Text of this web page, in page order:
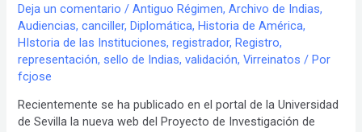
Deja un comentario /Antiguo Régimen,Archivo de Indias,
Audiencias,canciller,Diplomática,Historia de América,
HIstoria de las Instituciones,registrador,Registro,
representación, sello de Indias,validación,Virreinatos / Por
fcjose
Recientemente se ha publicado en el portal de la Universidad
de Sevilla la nueva web del Proyecto de Investigación de